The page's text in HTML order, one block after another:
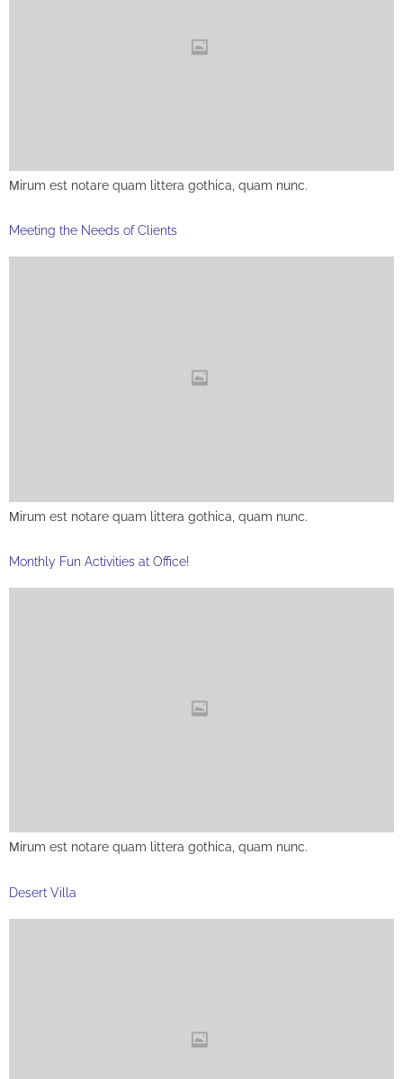
Мirum est notare quam littera gothica, quam nunc.
Meeting the Needs of Clients
Мirum est notare quam littera gothica, quam nunc.
Monthly Fun Activities at Office!
Мirum est notare quam littera gothica, quam nunc.
Desert Villa